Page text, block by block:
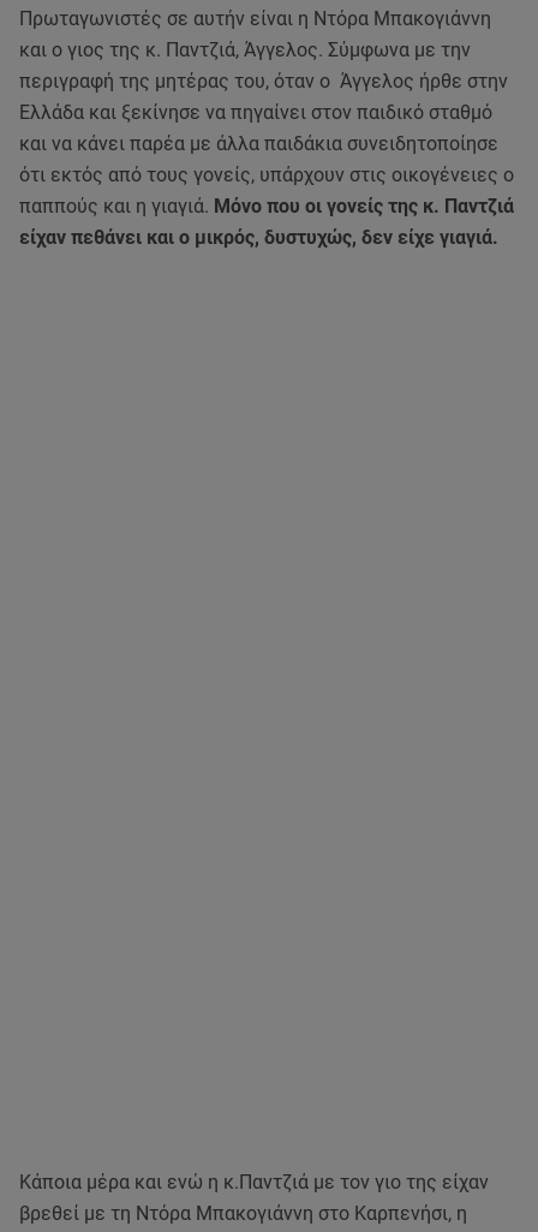
Πρωταγωνιστές σε αυτήν είναι η Ντόρα Μπακογιάννη
και ο γιος της κ. Παντζιά, Άγγελος. Σύμφωνα με την
περιγραφή της μητέρας του, όταν ο Άγγελος ήρθε στην
Ελλάδα και ξεκίνησε να πηγαίνει στον παιδικό σταθμό
και να κάνει παρέα με άλλα παιδάκια συνειδητοποίησε
ότι εκτός από τους γονείς, υπάρχουν στις οικογένειες ο
παππούς και η γιαγιά. Μόνο που οι γονείς της κ. Παντζιά
είχαν πεθάνει και ο μικρός, δυστυχώς, δεν είχε γιαγιά.
Κάποια μέρα και ενώ η κ.Παντζιά με τον γιο της είχαν
βρεθεί με τη Ντόρα Μπακογιάννη στο Καρπενήσι, η